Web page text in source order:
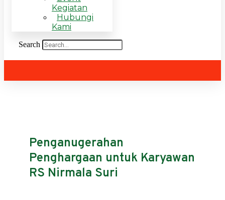
Kegiatan
Hubungi
Kami
Search
Penganugerahan
Penghargaan untuk Karyawan
RS Nirmala Suri